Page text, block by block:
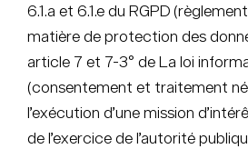
6.1.a et 6.1.e du RGPD
matière de protection des
article 7 et 7-3° de La loi
(consentement et traitement
l’exécution d’une mission
de l’exercice de l’autorité